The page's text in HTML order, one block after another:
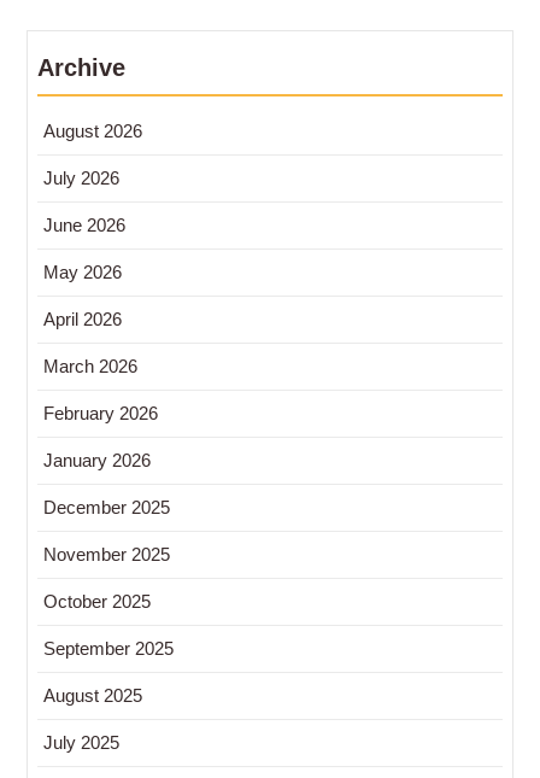
Archive
August 2026
July 2026
June 2026
May 2026
April 2026
March 2026
February 2026
January 2026
December 2025
November 2025
October 2025
September 2025
August 2025
July 2025